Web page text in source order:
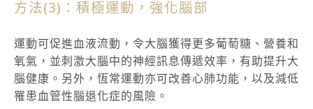
方法(3)：積極運動，強化腦部
運動可促進血液流動，令大腦獲得更多葡萄糖、營養和
氧氣，並刺激大腦中的神經訊息傳遞效率，有助提升大
腦健康。另外，恆常運動亦可改善心肺功能，以及減低
罹患血管性腦退化症的風險。